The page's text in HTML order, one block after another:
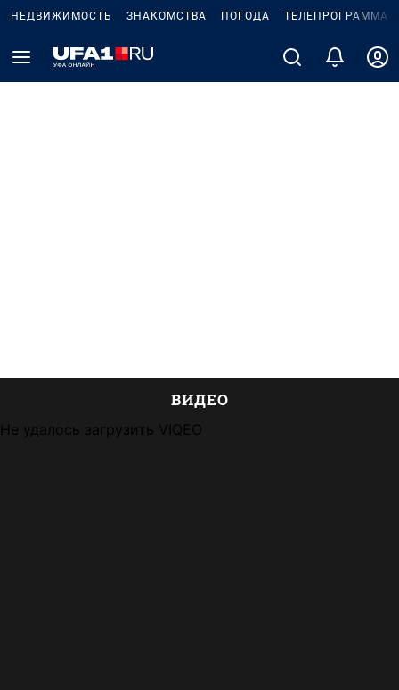
НЕДВИЖИМОСТЬ ЗНАКОМСТВА ПОГОДА ТЕЛЕПРОГРАММА
ВИДЕО
Не удалось загрузить VIQEO